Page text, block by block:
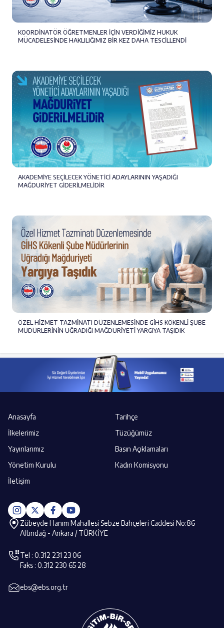
KOORDİNATÖR ÖĞRETMENLER İÇİN VERDİĞİMİZ HUKUK
MÜCADELESİNDE HAKLILIĞIMIZ BİR KEZ DAHA TESCİLLENDİ
AKADEMİYE SEÇİLECEK YÖNETİCİ ADAYLARININ YAŞADIĞI
MAĞDURİYET GİDERİLMELİDİR
ÖZEL HİZMET TAZMİNATI DÜZENLEMESİNDE GİHS KÖKENLİ ŞUBE
MÜDÜRLERİNİN UĞRADIĞI MAĞDURİYETİ YARGIYA TAŞIDIK
Anasayfa
Tarihçe
İlkelerimiz
Tüzüğümüz
Yayınlarımız
Basın Açıklamaları
Yönetim Kurulu
Kadın Komisyonu
İletişim
Zübeyde Hanım Mahallesi Sebze Bahçeleri Caddesi No:86
Altındağ - Ankara / TÜRKİYE
Tel : 0.312 231 23 06
Faks : 0.312 230 65 28
ebs@ebs.org.tr